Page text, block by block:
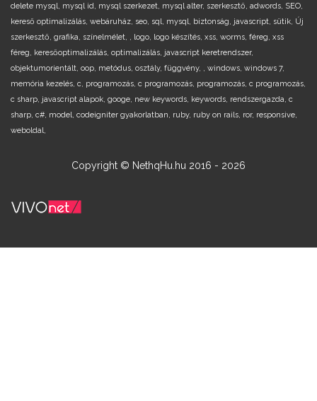
delete mysql, mysql id, mysql szerkezet, mysql alter, szerkesztő, adwords, SEO,
kereső optimalizálás, webáruház, seo, sql, mysql, biztonság, javascript, sütik, Új
szerkesztő, grafika, színelmélet, , logo, logo készítés, xss, worms, féreg, xss
féreg, keresőoptimalizálás, optimalizálás, javascript keretrendszer,
objektumorientált, oop, metódus, osztály, függvény, , windows, windows 7,
memória kezelés, c, programozás, c programozás, programozás, c programozás,
c sharp, javascript alapok, googe, new keywords, keywords, rendszergazda, c
sharp, c#, model, codeigniter gyakorlatban, ruby, ruby on rails, ror, responsive,
weboldal,
Copyright © NethqHu.hu 2016 - 2026